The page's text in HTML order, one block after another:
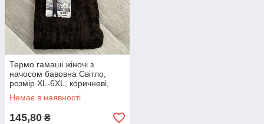
Термо гамаші жіночі з
начосом бавовна Світло,
розмір XL-6XL, коричневі,
малюнок 03, 703
Немає в наявності
145,80 ₴